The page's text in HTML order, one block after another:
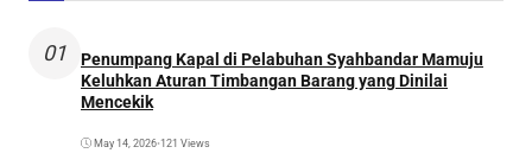
01
Penumpang Kapal di Pelabuhan Syahbandar Mamuju
Keluhkan Aturan Timbangan Barang yang Dinilai
Mencekik
May 14, 2026•121 Views